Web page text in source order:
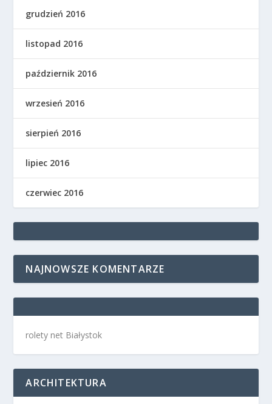
grudzień 2016
listopad 2016
październik 2016
wrzesień 2016
sierpień 2016
lipiec 2016
czerwiec 2016
NAJNOWSZE KOMENTARZE
rolety net Białystok
ARCHITEKTURA